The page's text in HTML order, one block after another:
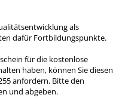
als
dafür Fortbildungspunkte.
für die kostenlose
haben, können Sie diesen
anfordern. Bitte den
und abgeben.